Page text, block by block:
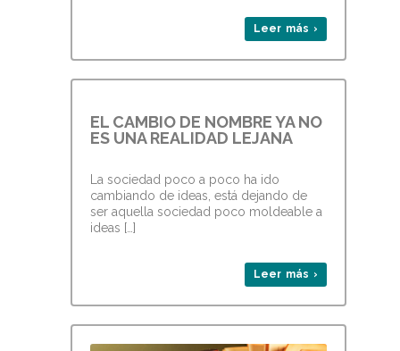
Leer más ›
EL CAMBIO DE NOMBRE YA NO
ES UNA REALIDAD LEJANA
La sociedad poco a poco ha ido
cambiando de ideas, está dejando de
ser aquella sociedad poco moldeable a
ideas […]
Leer más ›